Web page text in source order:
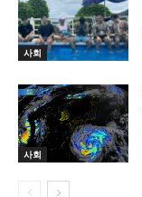
사회
사회